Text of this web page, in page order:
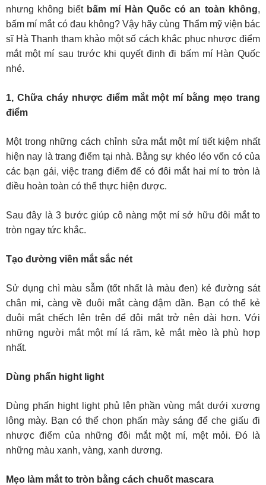
nhưng không biết bấm mí Hàn Quốc có an toàn không,
bấm mí mắt có đau không? Vậy hãy cùng Thẩm mỹ viện bác
sĩ Hà Thanh tham khảo một số cách khắc phục nhược điểm
mắt một mí sau trước khi quyết định đi bấm mí Hàn Quốc
nhé.
1, Chữa cháy nhược điểm mắt một mí bằng mẹo trang
điểm
Một trong những cách chỉnh sửa mắt một mí tiết kiệm nhất
hiện nay là trang điểm tại nhà. Bằng sự khéo léo vốn có của
các bạn gái, việc trang điểm để có đôi mắt hai mí to tròn là
điều hoàn toàn có thể thực hiện được.
Sau đây là 3 bước giúp cô nàng một mí sở hữu đôi mắt to
tròn ngay tức khắc.
Tạo đường viền mắt sắc nét
Sử dụng chì màu sẫm (tốt nhất là màu đen) kẻ đường sát
chân mi, càng về đuôi mắt càng đậm dần. Bạn có thể kẻ
đuôi mắt chếch lên trên để đôi mắt trở nên dài hơn. Với
những người mắt một mí lá răm, kẻ mắt mèo là phù hợp
nhất.
Dùng phấn hight light
Dùng phấn hight light phủ lên phần vùng mắt dưới xương
lông mày. Bạn có thể chọn phấn mày sáng để che giấu đi
nhược điểm của những đôi mắt một mí, mệt mỏi. Đó là
những màu xanh, vàng, xanh dương.
Mẹo làm mắt to tròn bằng cách chuốt mascara